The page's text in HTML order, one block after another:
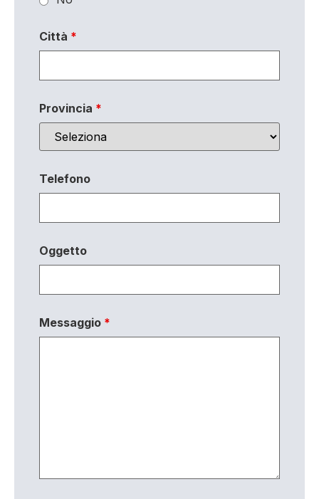
Città *
Provincia *
Telefono
Oggetto
Messaggio *